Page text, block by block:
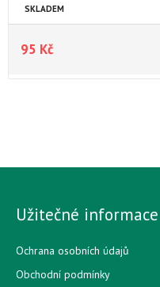
SKLADEM
95 Kč
Užitečné informace
Ochrana osobních údajů
Obchodní podmínky